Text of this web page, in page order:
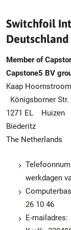
Switchfoil
Deutschland
Member of
Capstone5 BV
Kaap
Königsborner Str.
1271
Biederitz
The
werkdagen
26 10 46
E-mailadres: